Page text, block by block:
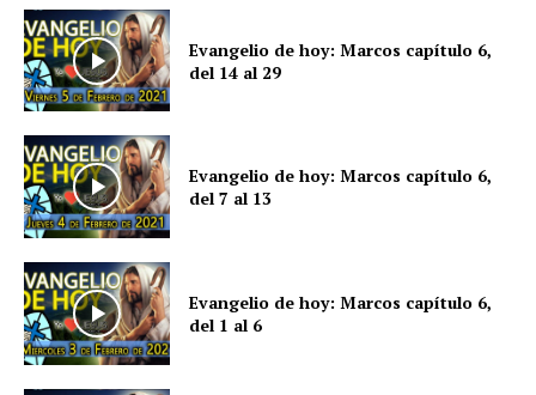
Evangelio de hoy: Marcos capítulo 6,
del 14 al 29
Evangelio de hoy: Marcos capítulo 6,
del 7 al 13
Evangelio de hoy: Marcos capítulo 6,
del 1 al 6